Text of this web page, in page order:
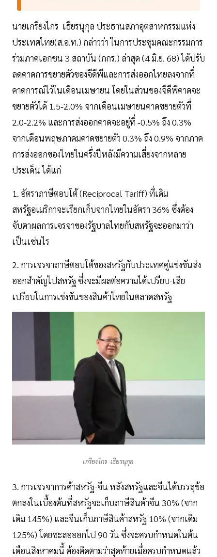
นายเกรียงไกร เธียรนุกุล ประธานสภาอุตสาหกรรมแห่ง
ประเทศไทย(ส.อ.ท.) กล่าวว่า ในการประชุมคณะกรรมการ
ร่วมภาคเอกชน 3 สถาบัน (กกร.) ล่าสุด (4 มิ.ย. 68) ได้ปรับ
ลดคาดการขยายตัวของจีดีพีและการส่งออกไทยลงจากที่
คาดการณ์ไว้ในเดือนเมษายน โดยในส่วนของจีดีพีคาดจะ
ขยายตัวได้ 1.5-2.0% จากเดือนเมษายนคาดขยายตัวที่
2.0-2.2% และการส่งออกคาดจะอยู่ที่ -0.5% ถึง 0.3%
จากเดือนพฤษภาคมคาดขยายตัว 0.3% ถึง 0.9% จากภาค
การส่งออกของไทยในครึ่งปีหลังมีความเสี่ยงจากหลาย
ประเด็น ได้แก่
1. อัตราภาษีตอบโต้ (Reciprocal Tariff) ที่เดิม
สหรัฐอเมริกาจะเรียกเก็บจากไทยในอัตรา 36% ซึ่งต้อง
จับตาผลการเจรจาของรัฐบาลไทยกับสหรัฐจะออกมาว่า
เป็นเช่นไร
2. การเจรจาภาษีตอบโต้ของสหรัฐกับประเทศคู่แข่งขันส่ง
ออกสำคัญไปสหรัฐ ซึ่งจะมีผลต่อความได้เปรียบ-เสีย
เปรียบในการเข่งขันของสินค้าไทยในตลาดสหรัฐ
เกรียงไกร เธียรนุกุล
3. การเจรจาการค้าสหรัฐ-จีน หลังสหรัฐและจีนได้บรรลุข้อ
ตกลงในเบื้องต้นที่สหรัฐจะเก็บภาษีสินค้าจีน 30% (จาก
เดิม 145%) และจีนเก็บภาษีสินค้าสหรัฐ 10% (จากเดิม
125%) โดยชะลอออกไป 90 วัน ซึ่งจะครบกำหนดในต้น
เดือนสิงหาคมนี้ ต้องติดตามว่าสุดท้ายเมื่อครบกำหนดแล้ว